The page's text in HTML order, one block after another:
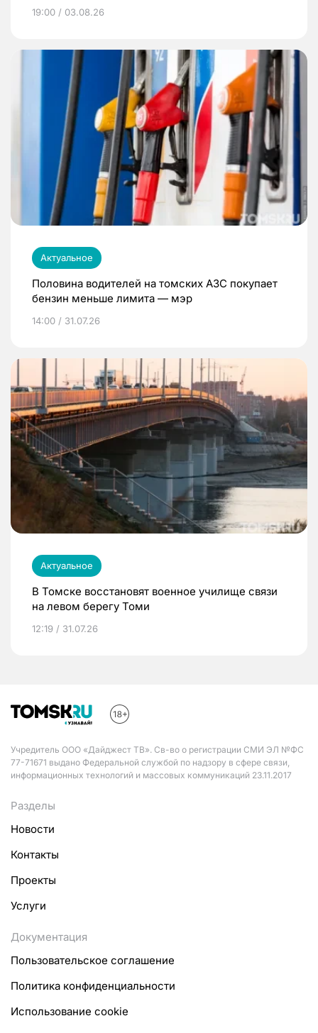
19:00 / 03.08.26
Актуальное
Половина водителей на томских АЗС покупает
бензин меньше лимита — мэр
14:00 / 31.07.26
Актуальное
В Томске восстановят военное училище связи
на левом берегу Томи
12:19 / 31.07.26
Учредитель ООО «Дайджест ТВ». Св-во о регистрации СМИ ЭЛ №ФС
77-71671 выдано Федеральной службой по надзору в сфере связи,
информационных технологий и массовых коммуникаций 23.11.2017
Разделы
Новости
Контакты
Проекты
Услуги
Документация
Пользовательское соглашение
Политика конфиденциальности
Использование cookie